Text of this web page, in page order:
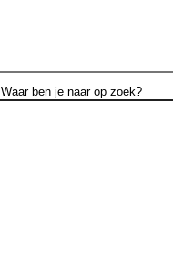
Waar ben je naar op zoek?